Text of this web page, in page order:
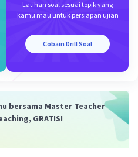
Balas
Latihan soal sesuai topik yang
kamu mau untuk persiapan ujian
Cobain Drill Soal
bersama Master Teacher
GRATIS!